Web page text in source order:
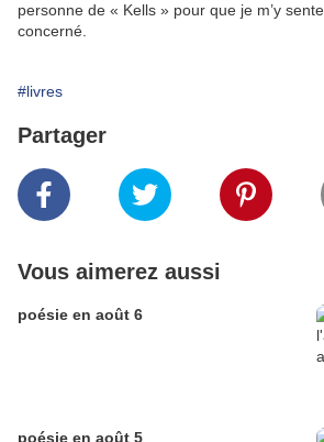
personne de « Kells » pour que je m’y
concerné.
#livres
Partager
Vous aimerez aussi
poésie en août 6
poésie en août 5